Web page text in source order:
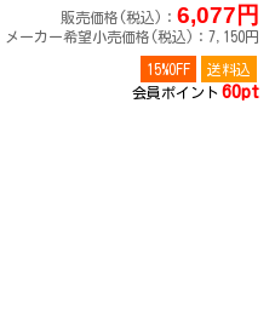
販売価格(税込)： 6,077円
メーカー希望小売価格(税込)：7,150円
15%OFF
送料込
会員ポイント 60pt